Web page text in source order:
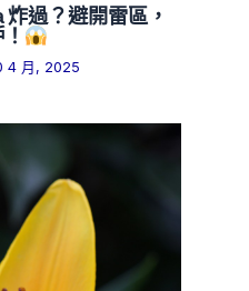
過？避開雷區，
4 月, 2025